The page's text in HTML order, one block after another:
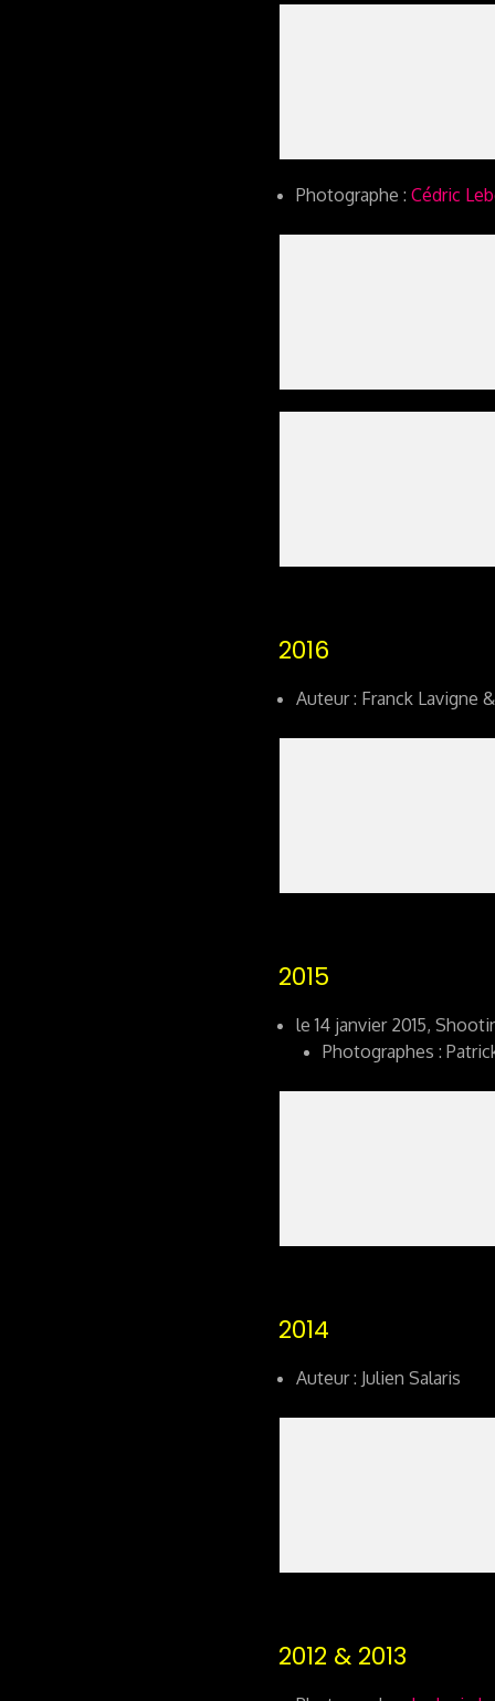
Photographe : Cédric
2016
Auteur : Franck Lavigne
2015
le 14 janvier 2015,
Photographes :
2014
Auteur : Julien Salaris
2012 & 2013